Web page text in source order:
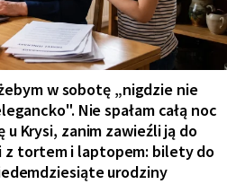
w sobotę „nigdzie nie
Nie spałam całą noc
u Krysi, zanim zawieźli ją do
z tortem i laptopem: bilety do
urodziny